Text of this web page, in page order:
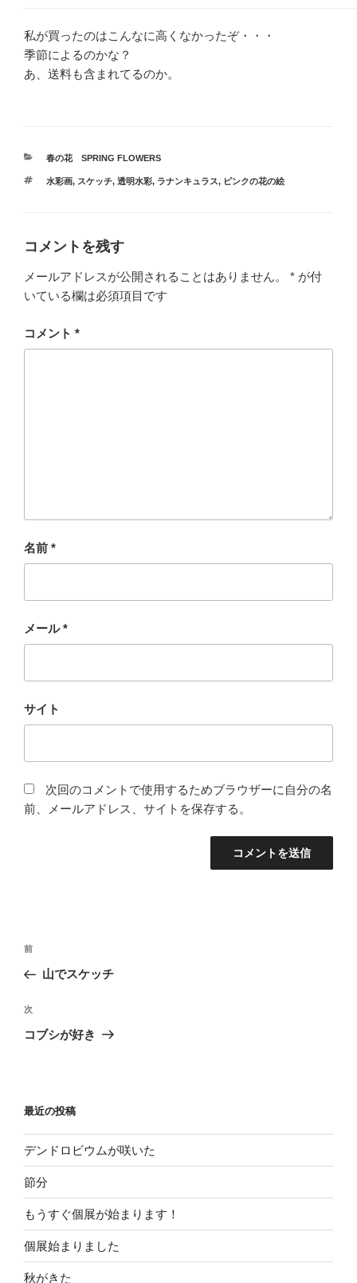
私が買ったのはこんなに高くなかったぞ・・・
季節によるのかな？
あ、送料も含まれてるのか。
カ
ゴ
春の花 SPRING FLOWERS
タ
水彩画, スケッチ, 透明水彩, ラナンキュラス, ピンクの花の絵
コメントを残す
メールアドレスが公開されることはありません。 * が付
いている欄は必須項目です
コメント *
名前 *
メール*
サイト
次回のコメントで使用するためブラウザーに自分の名
前、メールアドレス、サイトを保存する。
投
ナ
ビ
ゲ
ン
過
去
投
前
山でスケッチ
次
の
次
コブシが好き
最近の投稿
デンドロビウムが咲いた
節分
もうすぐ個展が始まります！
個展始まりました
秋がきた